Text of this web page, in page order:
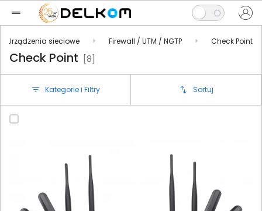
Urządzenia sieciowe Firewall / UTM / NGTP Check Point
Check Point [8]
Kategorie i Filtry Sortuj